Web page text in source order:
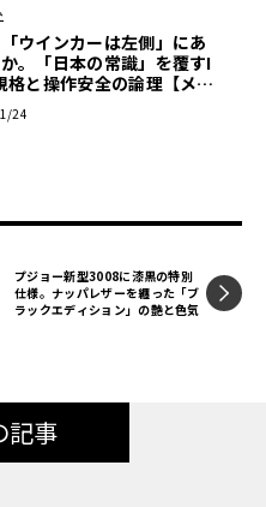
ウインカーは左側」にあ
。「日本の常識」を覆すI
格と操作安全の論理【メル
》
24
プジョー新型3008に漆黒の特別
仕様。ナッパレザーを纏った「ブ
ラックエディション」の艶と色気
記事